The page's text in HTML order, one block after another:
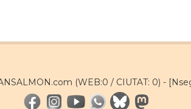
(WEB:0 / CIUTAT: 0) -